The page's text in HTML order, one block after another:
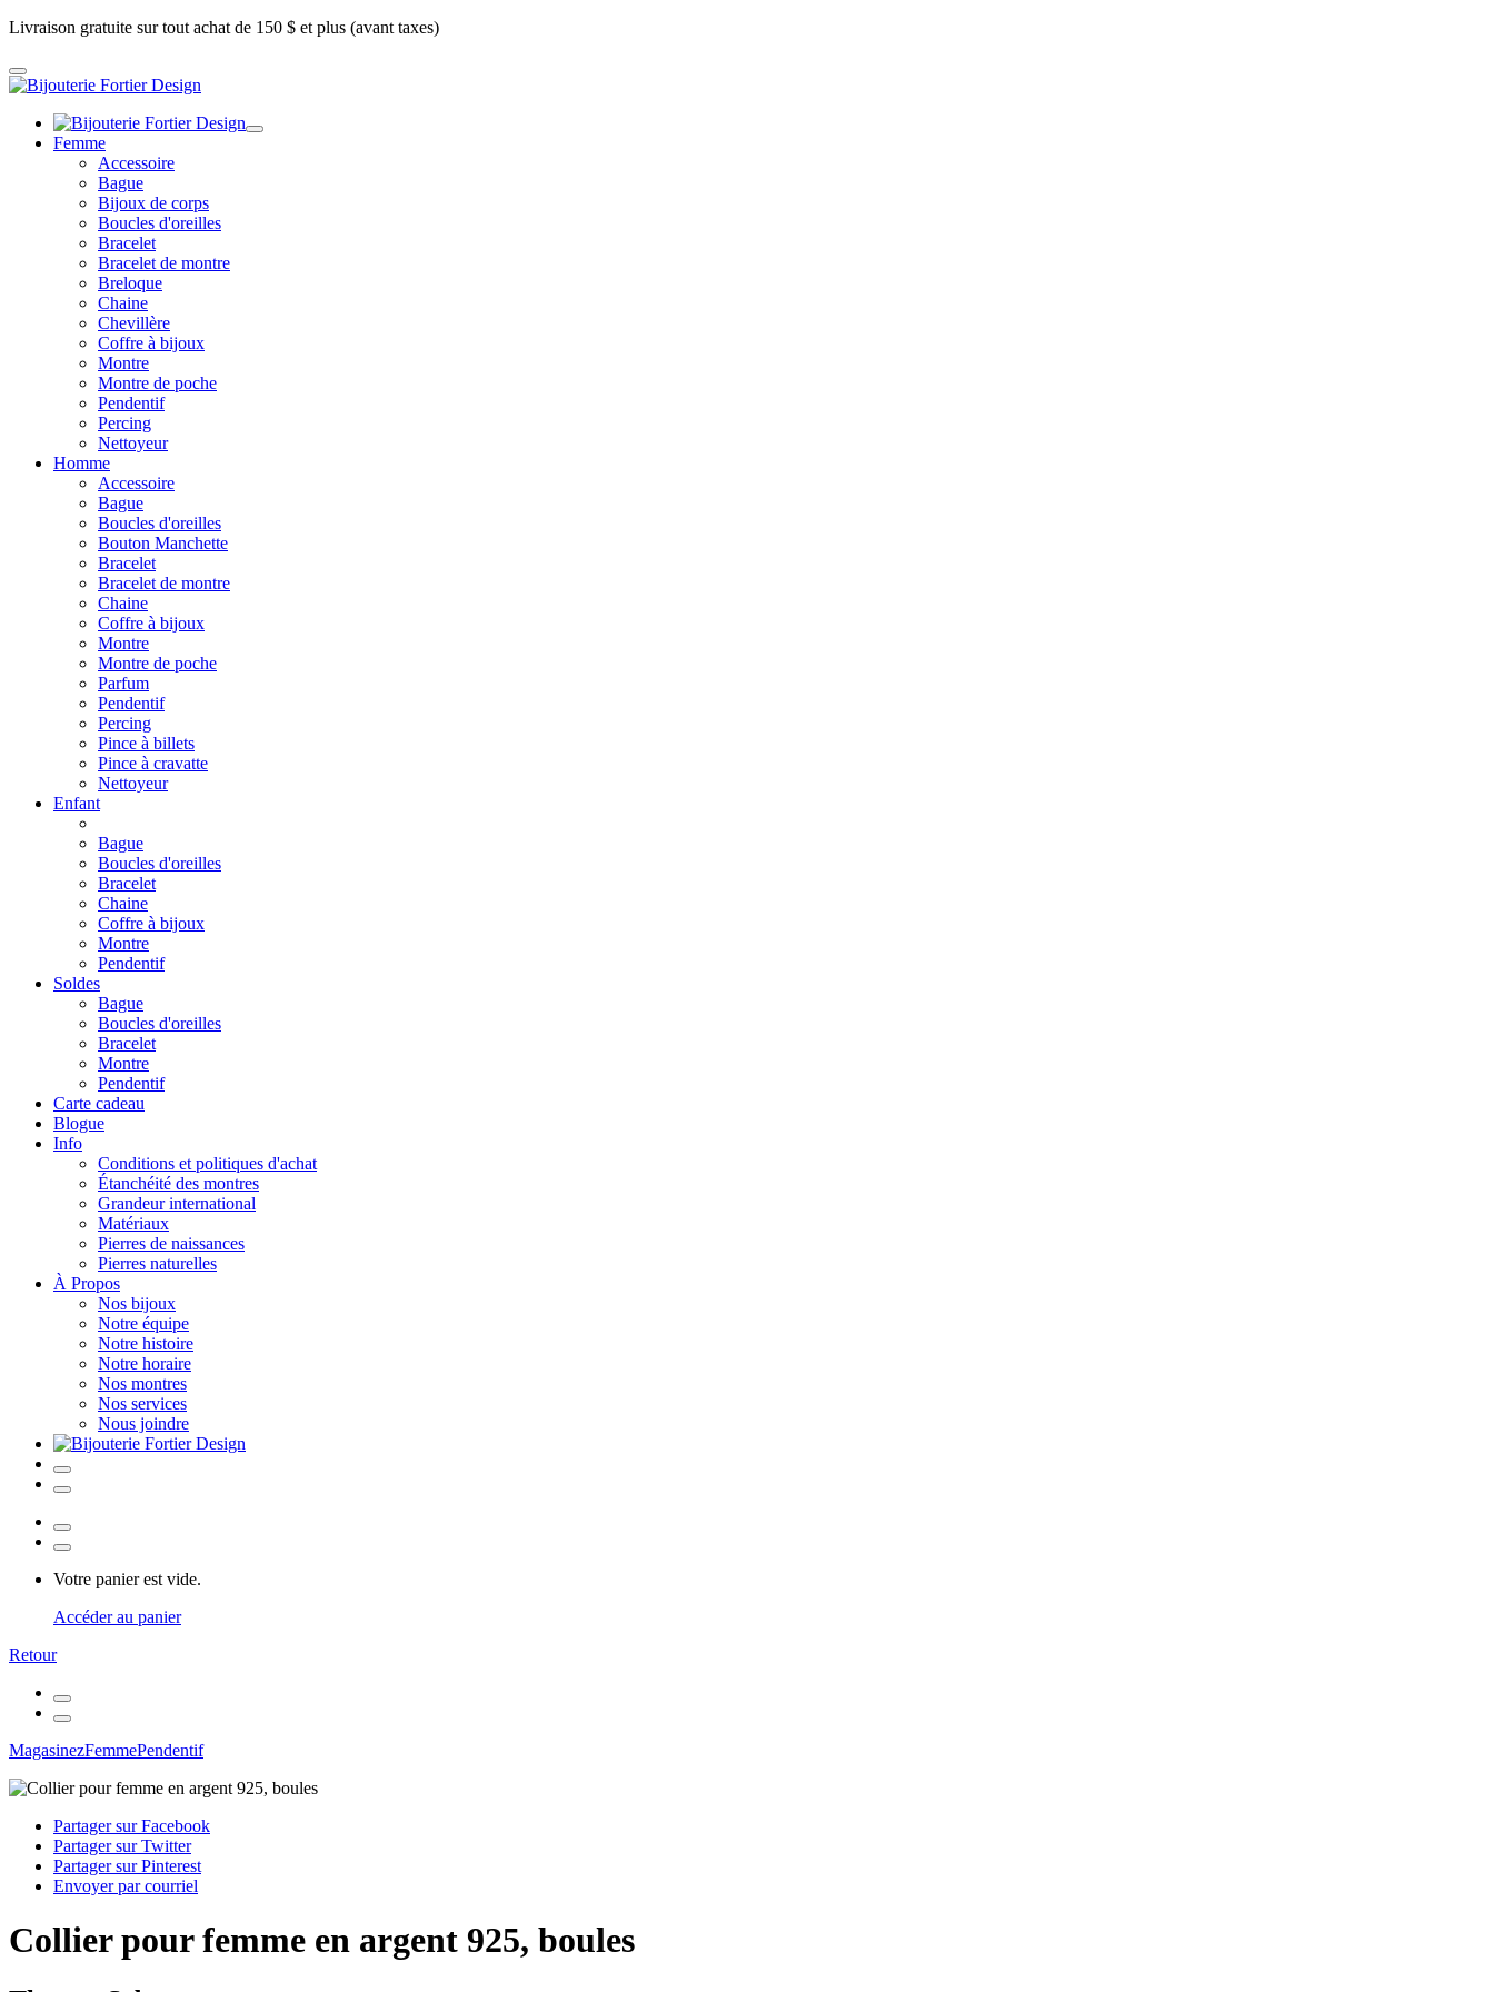
Livraison gratuite sur tout achat de 150 $ et plus (avant taxes)
Femme
Accessoire
Bague
Bijoux de corps
Boucles d'oreilles
Bracelet
Bracelet de montre
Breloque
Chaine
Chevillère
Coffre à bijoux
Montre
Montre de poche
Pendentif
Percing
Nettoyeur
Homme
Accessoire
Bague
Boucles d'oreilles
Bouton Manchette
Bracelet
Bracelet de montre
Chaine
Coffre à bijoux
Montre
Montre de poche
Parfum
Pendentif
Percing
Pince à billets
Pince à cravatte
Nettoyeur
Enfant
Bague
Boucles d'oreilles
Bracelet
Chaine
Coffre à bijoux
Montre
Pendentif
Soldes
Bague
Boucles d'oreilles
Bracelet
Montre
Pendentif
Carte cadeau
Blogue
Info
Conditions et politiques d'achat
Étanchéité des montres
Grandeur international
Matériaux
Pierres de naissances
Pierres naturelles
À Propos
Nos bijoux
Notre équipe
Notre histoire
Notre horaire
Nos montres
Nos services
Nous joindre
Votre panier est vide.
Accéder au panier
Retour
MagasinezFemmePendentif
Partager sur Facebook
Partager sur Twitter
Partager sur Pinterest
Envoyer par courriel
Collier pour femme en argent 925, boules